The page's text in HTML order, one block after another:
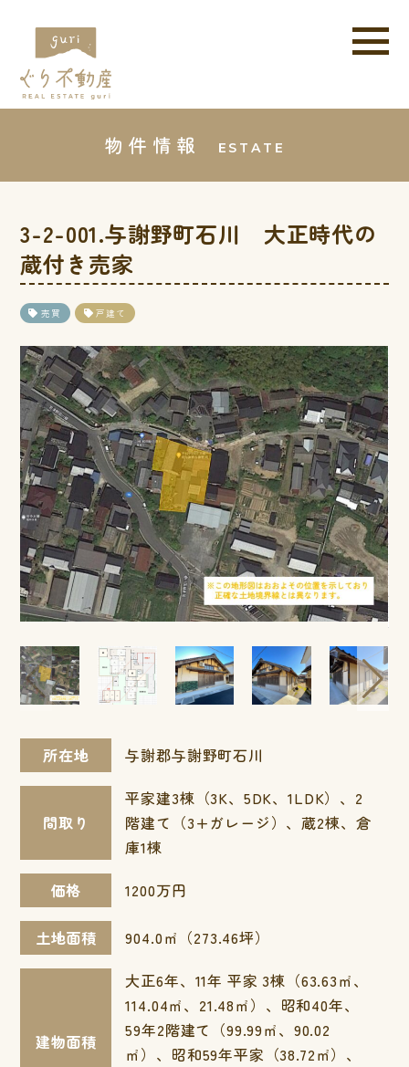
物件情報 ESTATE
3-2-001.与謝野町石川 大正時代の
蔵付き売家
売買 戸建て
所在地 与謝郡与謝野町石川
間取り
平家建3棟（3K、5DK、1LDK）、2
階建て（3+ガレージ）、蔵2棟、倉
庫1棟
価格
1200万円
土地面積 904.0㎡（273.46坪）
建物面積
大正6年、11年 平家 3棟（63.63㎡、
114.04㎡、21.48㎡）、昭和40年、
59年2階建て（99.99㎡、90.02
㎡）、昭和59年平家（38.72㎡）、